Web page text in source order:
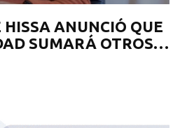
ANUNCIÓ QUE
SUMARÁ OTROS
PARA